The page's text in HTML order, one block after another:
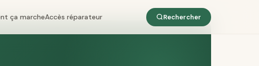
ça marcheAccès réparateur Rechercher